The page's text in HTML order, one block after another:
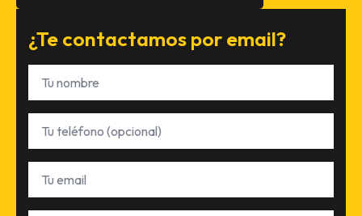
¿Te contactamos por email?